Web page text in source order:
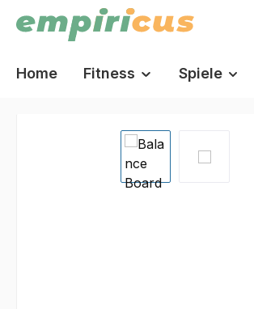
Zur Hauptnavigation springen
Home Fitness Spiele
Bildergalerie überspringen